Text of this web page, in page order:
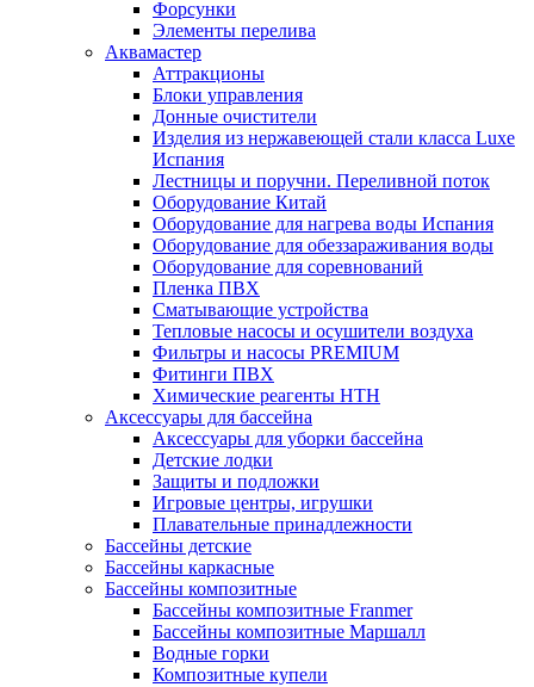
Форсунки
Элементы перелива
Аквамастер
Аттракционы
Блоки управления
Донные очистители
Изделия из нержавеющей стали класса Luxe
Испания
Лестницы и поручни. Переливной поток
Оборудование Китай
Оборудование для нагрева воды Испания
Оборудование для обеззараживания воды
Оборудование для соревнований
Пленка ПВХ
Сматывающие устройства
Тепловые насосы и осушители воздуха
Фильтры и насосы PREMIUM
Фитинги ПВХ
Химические реагенты HTH
Аксессуары для бассейна
Аксессуары для уборки бассейна
Детские лодки
Защиты и подложки
Игровые центры, игрушки
Плавательные принадлежности
Бассейны детские
Бассейны каркасные
Бассейны композитные
Бассейны композитные Franmer
Бассейны композитные Маршалл
Водные горки
Композитные купели